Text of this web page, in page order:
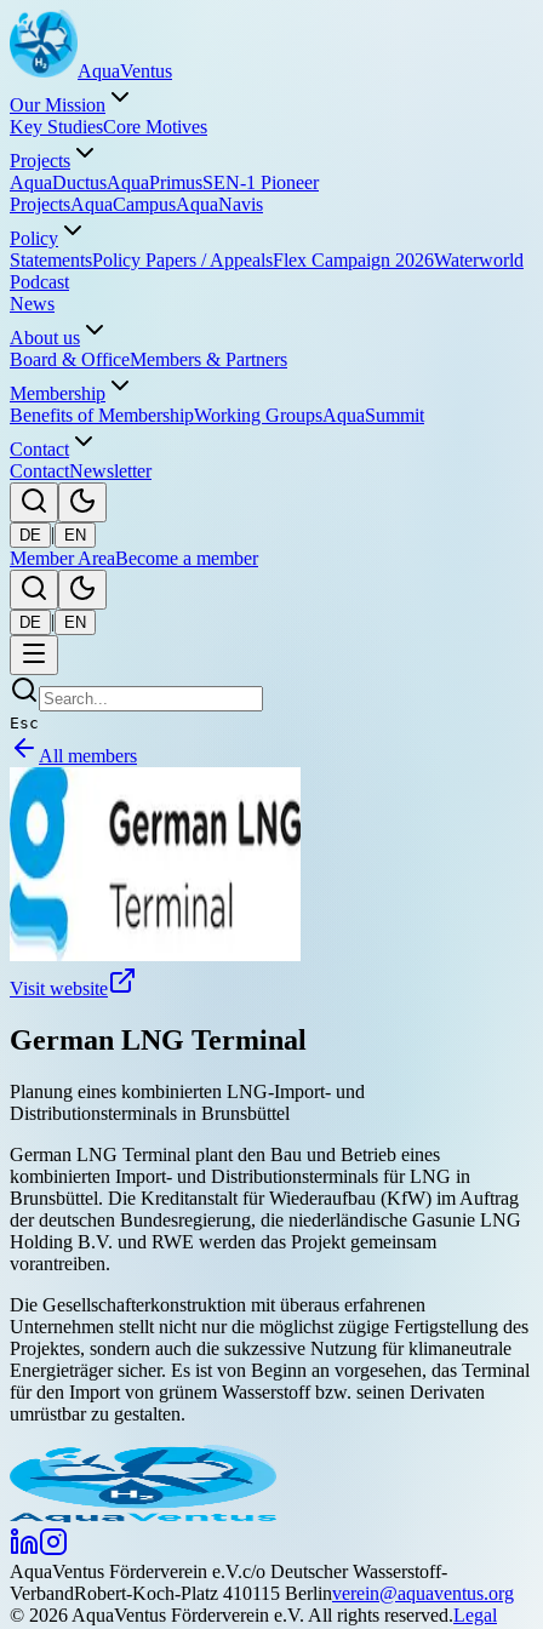
AquaVentus
Our Mission
Key StudiesCore Motives
Projects
AquaDuctusAquaPrimusSEN-1 Pioneer
ProjectsAquaCampusAquaNavis
Policy
StatementsPolicy Papers / AppealsFlex Campaign 2026Waterworld
Podcast
News
About us
Board & OfficeMembers & Partners
Membership
Benefits of MembershipWorking GroupsAquaSummit
Contact
ContactNewsletter
DE | EN
Member AreaBecome a member
DE | EN
Esc
All members
Visit website
German LNG Terminal
Planung eines kombinierten LNG-Import- und
Distributionsterminals in Brunsbüttel
German LNG Terminal plant den Bau und Betrieb eines
kombinierten Import- und Distributionsterminals für LNG in
Brunsbüttel. Die Kreditanstalt für Wiederaufbau (KfW) im Auftrag
der deutschen Bundesregierung, die niederländische Gasunie LNG
Holding B.V. und RWE werden das Projekt gemeinsam
vorantreiben.
Die Gesellschafterkonstruktion mit überaus erfahrenen
Unternehmen stellt nicht nur die möglichst zügige Fertigstellung des
Projektes, sondern auch die sukzessive Nutzung für klimaneutrale
Energieträger sicher. Es ist von Beginn an vorgesehen, das Terminal
für den Import von grünem Wasserstoff bzw. seinen Derivaten
umrüstbar zu gestalten.
AquaVentus Förderverein e.V.c/o Deutscher Wasserstoff-
VerbandRobert-Koch-Platz 410115 Berlinverein@aquaventus.org
© 2026 AquaVentus Förderverein e.V. All rights reserved.Legal